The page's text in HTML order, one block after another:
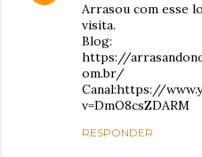
Arrasou com esse
visita.
Blog:
https://
om.br/
Canal:https://
v=DmO8csZDARM
RESPONDER